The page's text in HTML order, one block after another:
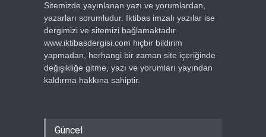
Sitemizde yayınlanan yazı ve yorumlardan,
yazarları sorumludur. İktibas imzalı yazılar ise
dergimizi ve sitemizi bağlamaktadır.
www.iktibasdergisi.com hiçbir bildirim
yapmadan, herhangi bir zaman site içeriğinde
değişikliğe gitme, yazı ve yorumları yayından
kaldırma hakkına sahiptir.
Güncel